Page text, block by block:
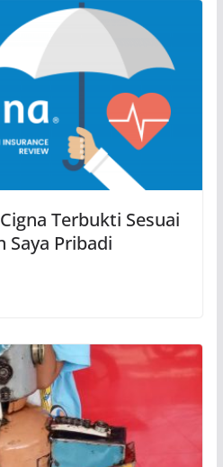
Terbukti Sesuai
Saya Pribadi